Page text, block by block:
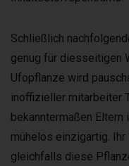
Schließlich
genug für diesseitigen
Ufopflanze wird
inoffizieller mitarbeiter
bekanntermaßen
mühelos einzigartig.
gleichfalls diese